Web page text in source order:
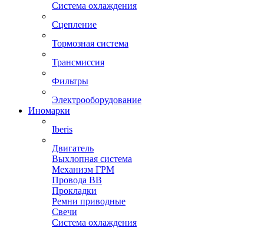
Система охлаждения
Сцепление
Тормозная система
Трансмиссия
Фильтры
Электрооборудование
Иномарки
Iberis
Двигатель
Выхлопная система
Механизм ГРМ
Провода ВВ
Прокладки
Ремни приводные
Свечи
Система охлаждения